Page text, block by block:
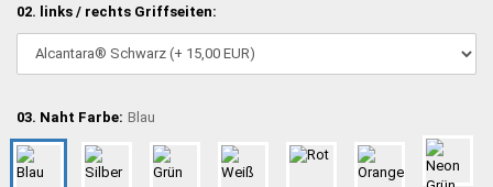
02. links / rechts Griffseiten:
03. Naht Farbe: Blau